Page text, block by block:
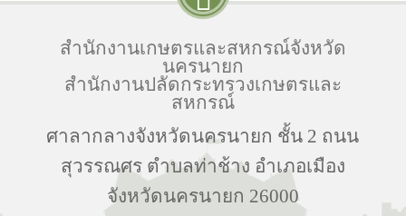
สำนักงานเกษตรและสหกรณ์จังหวัด
นครนายก
สำนักงานปลัดกระทรวงเกษตรและ
สหกรณ์
ศาลากลางจังหวัดนครนายก ชั้น 2 ถนน
สุวรรณศร ตำบลท่าช้าง อำเภอเมือง
จังหวัดนครนายก 26000